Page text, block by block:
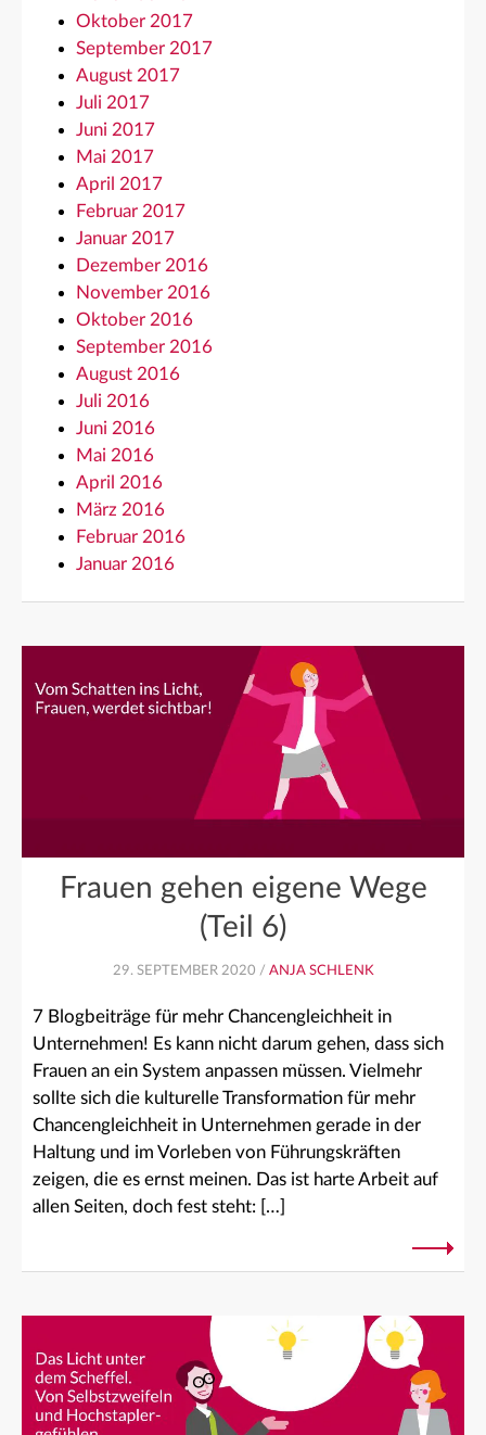
Oktober 2017
September 2017
August 2017
Juli 2017
Juni 2017
Mai 2017
April 2017
Februar 2017
Januar 2017
Dezember 2016
November 2016
Oktober 2016
September 2016
August 2016
Juli 2016
Juni 2016
Mai 2016
April 2016
März 2016
Februar 2016
Januar 2016
Frauen gehen eigene Wege
(Teil 6)
29. SEPTEMBER 2020 / ANJA SCHLENK
7 Blogbeiträge für mehr Chancengleichheit in
Unternehmen! Es kann nicht darum gehen, dass sich
Frauen an ein System anpassen müssen. Vielmehr
sollte sich die kulturelle Transformation für mehr
Chancengleichheit in Unternehmen gerade in der
Haltung und im Vorleben von Führungskräften
zeigen, die es ernst meinen. Das ist harte Arbeit auf
allen Seiten, doch fest steht: […]